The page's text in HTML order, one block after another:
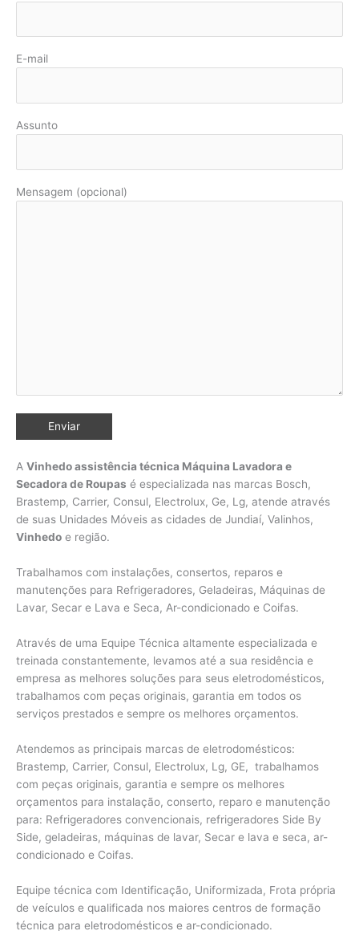
E-mail
Assunto
Mensagem (opcional)
A Vinhedo assistência técnica Máquina Lavadora e
Secadora de Roupas é especializada nas marcas Bosch,
Brastemp, Carrier, Consul, Electrolux, Ge, Lg, atende através
de suas Unidades Móveis as cidades de Jundiaí, Valinhos,
Vinhedo e região.
Trabalhamos com instalações, consertos, reparos e
manutenções para Refrigeradores, Geladeiras, Máquinas de
Lavar, Secar e Lava e Seca, Ar-condicionado e Coifas.
Através de uma Equipe Técnica altamente especializada e
treinada constantemente, levamos até a sua residência e
empresa as melhores soluções para seus eletrodomésticos,
trabalhamos com peças originais, garantia em todos os
serviços prestados e sempre os melhores orçamentos.
Atendemos as principais marcas de eletrodomésticos:
Brastemp, Carrier, Consul, Electrolux, Lg, GE, trabalhamos
com peças originais, garantia e sempre os melhores
orçamentos para instalação, conserto, reparo e manutenção
para: Refrigeradores convencionais, refrigeradores Side By
Side, geladeiras, máquinas de lavar, Secar e lava e seca, ar-
condicionado e Coifas.
Equipe técnica com Identificação, Uniformizada, Frota própria
de veículos e qualificada nos maiores centros de formação
técnica para eletrodomésticos e ar-condicionado.